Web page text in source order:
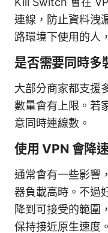
連線，防止資料洩
路環境下使用的人
是否需要同時多
大部分商家都支援
數量會有上限。若
意同時連線數。
使用 VPN 會降
通常會有一些影響
器負載高時。不過
降到可接受的範圍
保持接近原生速度。